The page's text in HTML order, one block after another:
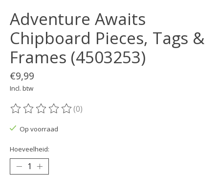
Adventure Awaits
Chipboard Pieces, Tags &
Frames (4503253)
€9,99
Incl. btw
De beoordeling van dit product is
(0)
Op voorraad
Hoeveelheid: